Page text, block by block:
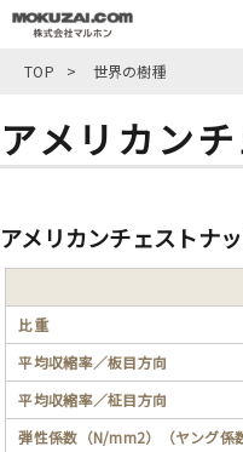
TOP > 世界の樹種
アメリカン
アメリカンチェストナ
比重
平均収縮率／板目方向
平均収縮率／柾目方向
弾性係数（N/mm2）（ヤング係